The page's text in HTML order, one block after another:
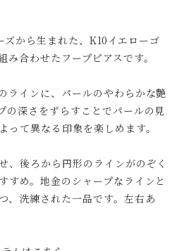
から生まれた、K10イエローゴ
合わせたフープピアスです。
ラインに、パールのやわらかな艶
の深さをずらすことでパールの見
って異なる印象を楽しめます。
、後ろから円形のラインがのぞく
すめ。地金のシャープなラインと
、洗練された一品です。左右あ